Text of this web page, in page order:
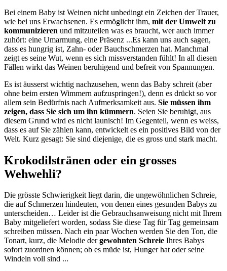
Bei einem Baby ist Weinen nicht unbedingt ein Zeichen der Trauer,
wie bei uns Erwachsenen. Es ermöglicht ihm, mit der Umwelt zu
kommunizieren und mitzuteilen was es braucht, wer auch immer
zuhört: eine Umarmung, eine Präsenz ...Es kann uns auch sagen,
dass es hungrig ist, Zahn- oder Bauchschmerzen hat. Manchmal
zeigt es seine Wut, wenn es sich missverstanden fühlt! In all diesen
Fällen wirkt das Weinen beruhigend und befreit von Spannungen.
Es ist äusserst wichtig nachzusehen, wenn das Baby schreit (aber
ohne beim ersten Wimmern aufzuspringen!), denn es drückt so vor
allem sein Bedürfnis nach Aufmerksamkeit aus. Sie müssen ihm
zeigen, dass Sie sich um ihn kümmern. Seien Sie beruhigt, aus
diesem Grund wird es nicht launisch! Im Gegenteil, wenn es weiss,
dass es auf Sie zählen kann, entwickelt es ein positives Bild von der
Welt. Kurz gesagt: Sie sind diejenige, die es gross und stark macht.
Krokodilstränen oder ein grosses
Wehwehli?
Die grösste Schwierigkeit liegt darin, die ungewöhnlichen Schreie,
die auf Schmerzen hindeuten, von denen eines gesunden Babys zu
unterscheiden… Leider ist die Gebrauchsanweisung nicht mit Ihrem
Baby mitgeliefert worden, sodass Sie diese Tag für Tag gemeinsam
schreiben müssen. Nach ein paar Wochen werden Sie den Ton, die
Tonart, kurz, die Melodie dergewohnten Schreie Ihres Babys
sofort zuordnen können; ob es müde ist, Hunger hat oder seine
Windeln voll sind ...